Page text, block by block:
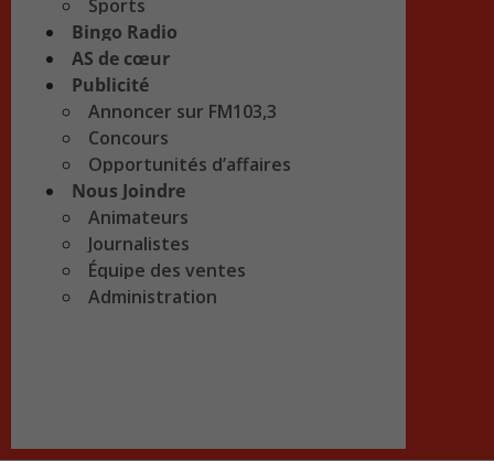
Sports
Bingo Radio
AS de cœur
Publicité
Annoncer sur FM103,3
Concours
Opportunités d’affaires
Nous Joindre
Animateurs
Journalistes
Équipe des ventes
Administration